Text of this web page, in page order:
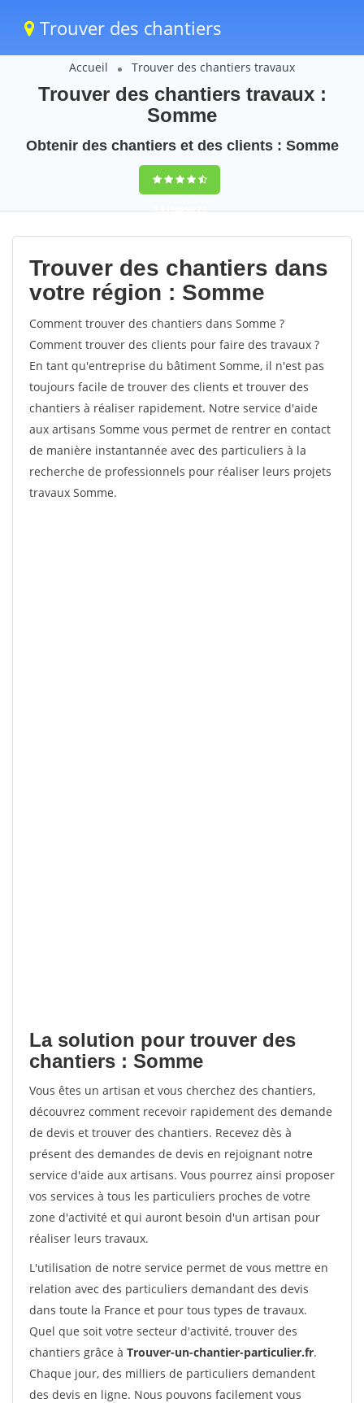
Trouver des chantiers
Accueil Trouver des chantiers travaux
Trouver des chantiers travaux :
Somme
Obtenir des chantiers et des clients : Somme
9,5(100%)73
votes
Trouver des chantiers dans
votre région : Somme
Comment trouver des chantiers dans Somme ?
Comment trouver des clients pour faire des travaux ?
En tant qu'entreprise du bâtiment Somme, il n'est pas
toujours facile de trouver des clients et trouver des
chantiers à réaliser rapidement. Notre service d'aide
aux artisans Somme vous permet de rentrer en contact
de manière instantannée avec des particuliers à la
recherche de professionnels pour réaliser leurs projets
travaux Somme.
La solution pour trouver des
chantiers : Somme
Vous êtes un artisan et vous cherchez des chantiers,
découvrez comment recevoir rapidement des demande
de devis et trouver des chantiers. Recevez dès à
présent des demandes de devis en rejoignant notre
service d'aide aux artisans. Vous pourrez ainsi proposer
vos services à tous les particuliers proches de votre
zone d'activité et qui auront besoin d'un artisan pour
réaliser leurs travaux.
L'utilisation de notre service permet de vous mettre en
relation avec des particuliers demandant des devis
dans toute la France et pour tous types de travaux.
Quel que soit votre secteur d'activité, trouver des
chantiers grâce à Trouver-un-chantier-particulier.fr.
Chaque jour, des milliers de particuliers demandent
des devis en ligne. Nous pouvons facilement vous